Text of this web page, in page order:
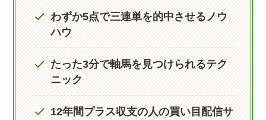
わずか5点で三連単を的中させるノウ
ハウ
たった3分で軸馬を見つけられるテク
ニック
12年間プラス収支の人の買い目配信サ